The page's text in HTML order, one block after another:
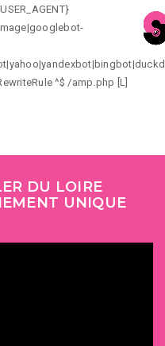
^$ /amp.php [L]
DU LOIRE
UNIQUE